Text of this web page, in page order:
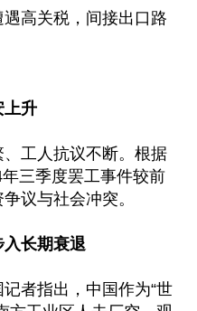
高关税，间接出口路
上升
工人抗议不断。根据
三季度罢工事件较前
议与社会冲突。
入长期衰退
者指出，中国作为“世